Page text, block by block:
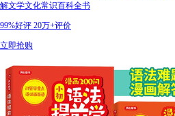
解文学文化常识百科全书
99%好评 20万+评价
立即抢购